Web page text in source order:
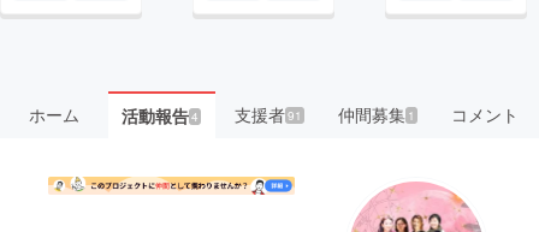
ホーム 活動報告4 支援者91 仲間募集 1 コメント